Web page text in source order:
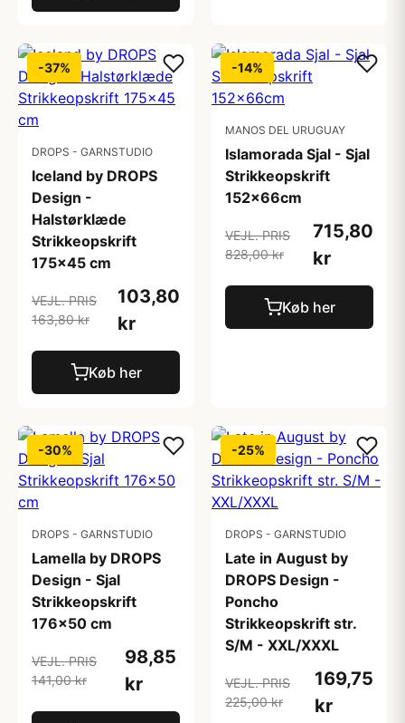
-37%
DROPS - GARNSTUDIO
Iceland by DROPS
Design -
Halstørklæde
Strikkeopskrift
175x45 cm
VEJL. PRIS
163,80 kr
103,80
kr
Køb her
-14%
MANOS DEL URUGUAY
Islamorada Sjal - Sjal
Strikkeopskrift
152x66cm
VEJL. PRIS
828,00 kr
715,80
kr
Køb her
-30%
DROPS - GARNSTUDIO
Lamella by DROPS
Design - Sjal
Strikkeopskrift
176x50 cm
VEJL. PRIS
141,00 kr
98,85
kr
-25%
DROPS - GARNSTUDIO
Late in August by
DROPS Design -
Poncho
Strikkeopskrift str.
S/M - XXL/XXXL
VEJL. PRIS
225,00 kr
169,75
kr